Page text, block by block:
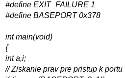
#define EXIT_FAILURE 1
#define BASEPORT 0x378
int main(void)
{
int a,i;
// Ziskanie prav pre pristup k portu